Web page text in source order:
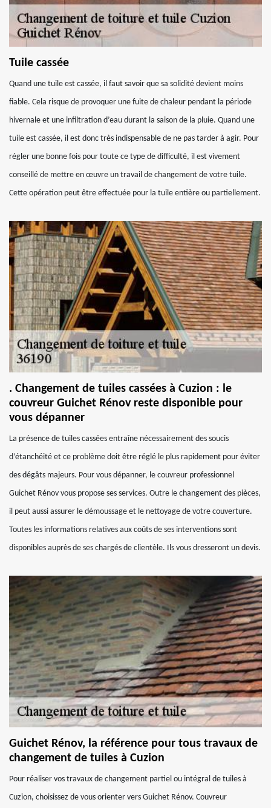
Tuile cassée
Quand une tuile est cassée, il faut savoir que sa solidité devient moins
fiable. Cela risque de provoquer une fuite de chaleur pendant la période
hivernale et une infiltration d’eau durant la saison de la pluie. Quand une
tuile est cassée, il est donc très indispensable de ne pas tarder à agir. Pour
régler une bonne fois pour toute ce type de difficulté, il est vivement
conseillé de mettre en œuvre un travail de changement de votre tuile.
Cette opération peut être effectuée pour la tuile entière ou partiellement.
. Changement de tuiles cassées à Cuzion : le
couvreur Guichet Rénov reste disponible pour
vous dépanner
La présence de tuiles cassées entraîne nécessairement des soucis
d’étanchéité et ce problème doit être réglé le plus rapidement pour éviter
des dégâts majeurs. Pour vous dépanner, le couvreur professionnel
Guichet Rénov vous propose ses services. Outre le changement des pièces,
il peut aussi assurer le démoussage et le nettoyage de votre couverture.
Toutes les informations relatives aux coûts de ses interventions sont
disponibles auprès de ses chargés de clientèle. Ils vous dresseront un devis.
Guichet Rénov, la référence pour tous travaux de
changement de tuiles à Cuzion
Pour réaliser vos travaux de changement partiel ou intégral de tuiles à
Cuzion, choisissez de vous orienter vers Guichet Rénov. Couvreur